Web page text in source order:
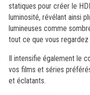
statiques pour créer le
luminosité, révélant ainsi
lumineuses comme
tout ce que vous regardez
Il intensifie également le
vos films et séries
et éclatants.